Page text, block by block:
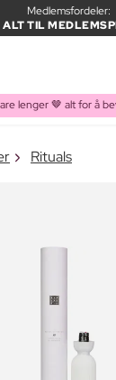
Medlemsfordeler:
ALT TIL
lenger 🤎 alt for å
LAGT IRituals